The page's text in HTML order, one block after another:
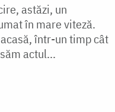
astăzi, un
în mare viteză.
într-un timp cât
actul...